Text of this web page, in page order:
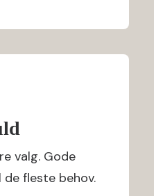
valg. Gode
fleste behov.